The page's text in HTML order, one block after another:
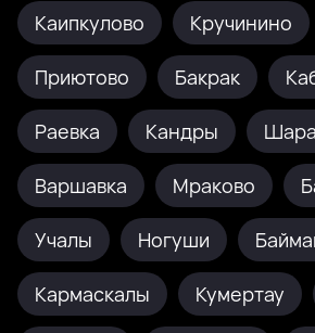
Каипкулово Кручинино
Приютово Бакрак
Раевка Кандры
Варшавка Мраково
Учалы Ногуши
Кармаскалы Кумертау